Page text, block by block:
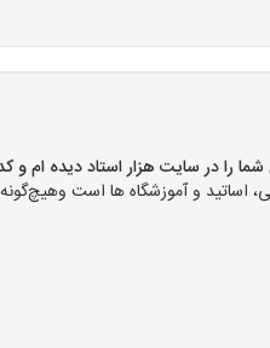
هزار استاد دیده ام و کد «استاد-366» را
و آموزشگاه ها است وهیچ‌گونه